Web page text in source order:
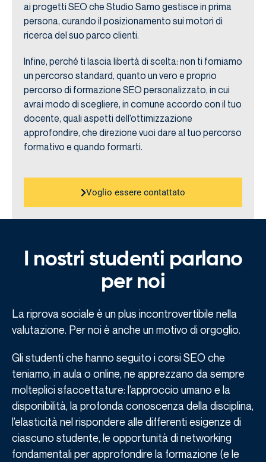
ai progetti SEO che Studio Samo gestisce in prima
persona, curando il posizionamento sui motori di
ricerca del suo parco clienti.
Infine, perché ti lascia libertà di scelta: non ti forniamo
un percorso standard, quanto un vero e proprio
percorso di formazione SEO personalizzato, in cui
avrai modo di scegliere, in comune accordo con il tuo
docente, quali aspetti dell’ottimizzazione
approfondire, che direzione vuoi dare al tuo percorso
formativo e quando formarti.
Voglio essere contattato
I nostri studenti parlano
per noi
La riprova sociale è un plus incontrovertibile nella
valutazione. Per noi è anche un motivo di orgoglio.
Gli studenti che hanno seguito i corsi SEO che
teniamo, in aula o online, ne apprezzano da sempre
molteplici sfaccettature: l’approccio umano e la
disponibilità, la profonda conoscenza della disciplina,
l’elasticità nel rispondere alle differenti esigenze di
ciascuno studente, le opportunità di networking
fondamentali per approfondire la formazione (e le